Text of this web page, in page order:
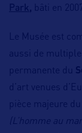
Park , bâti en
Le Musée est
aussi de
permanente du
d’art venues
pièce majeure
(L’homme au